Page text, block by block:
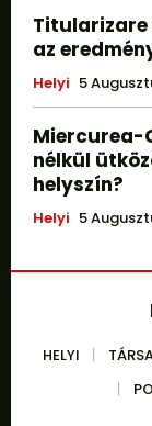
Titularizare
az
Helyi 5
Miercurea-
nélkül
helyszín?
Helyi 5
HELYI